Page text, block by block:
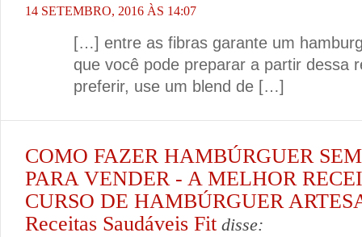
14 SETEMBRO, 2016 ÀS 14:07
[…] entre as fibras garante um
que você pode preparar a partir dessa
preferir, use um blend de […]
COMO FAZER HAMBÚRGUER
PARA VENDER - A MELHOR
CURSO DE HAMBÚRGUER
Receitas Saudáveis Fit disse: